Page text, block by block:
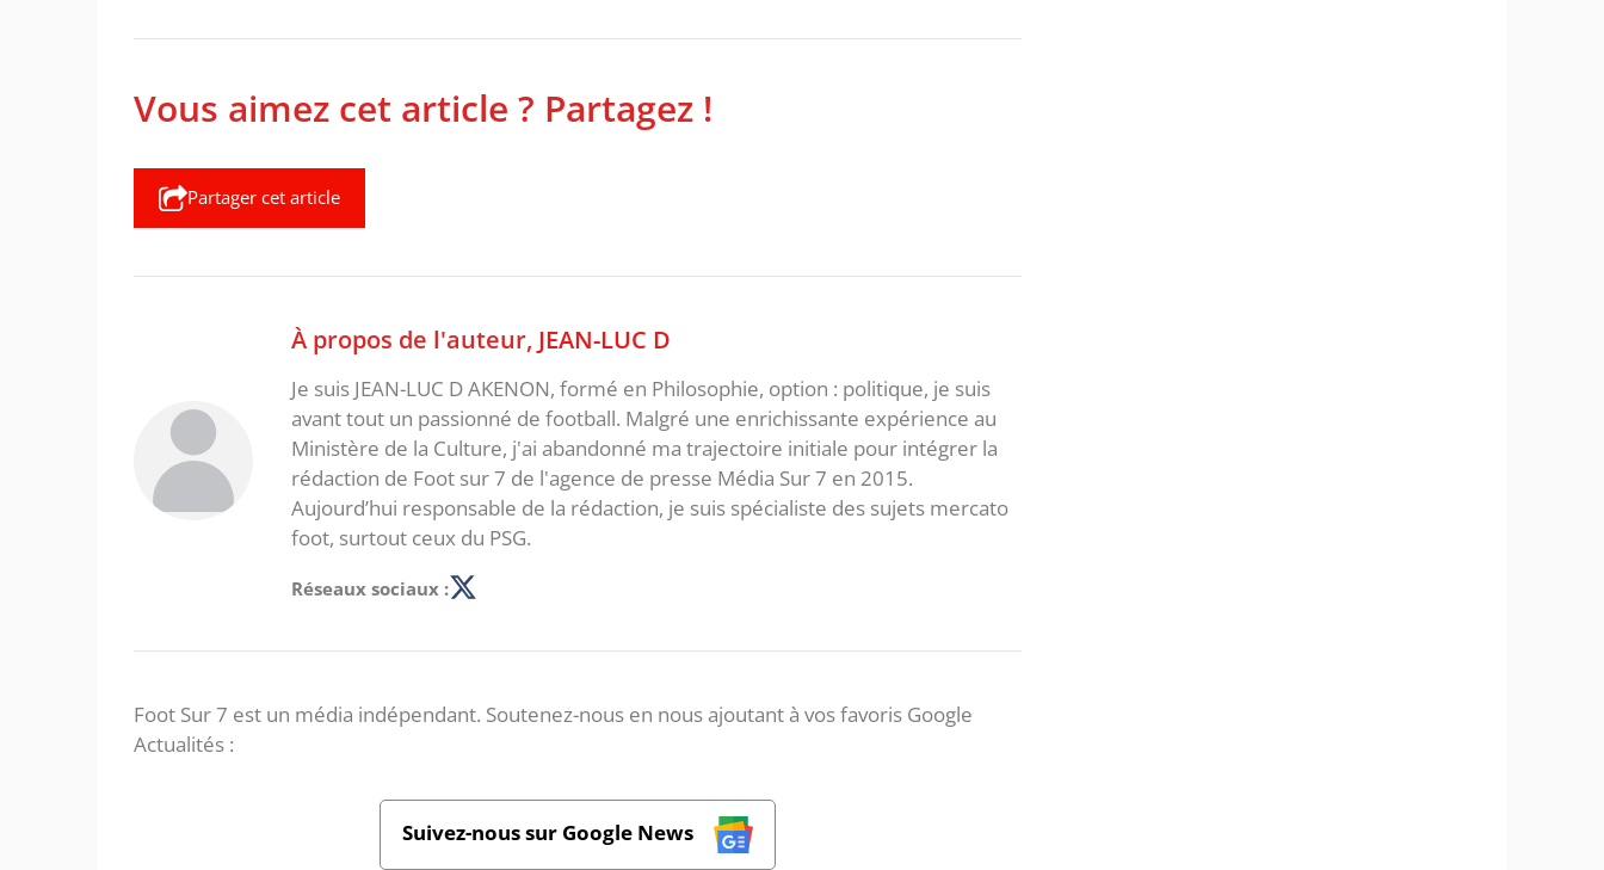
Vous aimez cet article ? Partagez !
Partager cet article
À propos de l'auteur, JEAN-LUC D
Je suis JEAN-LUC D AKENON, formé en Philosophie, option : politique, je suis
avant tout un passionné de football. Malgré une enrichissante expérience au
Ministère de la Culture, j'ai abandonné ma trajectoire initiale pour intégrer la
rédaction de Foot sur 7 de l'agence de presse Média Sur 7 en 2015.
Aujourd’hui responsable de la rédaction, je suis spécialiste des sujets mercato
foot, surtout ceux du PSG.
Réseaux sociaux :
Foot Sur 7 est un média indépendant. Soutenez-nous en nous ajoutant à vos favoris Google
Actualités :
Suivez-nous sur Google News